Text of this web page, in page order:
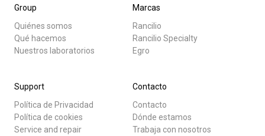
Group
Quiénes somos
Qué hacemos
Nuestros laboratorios
Marcas
Rancilio
Rancilio Specialty
Egro
Support
Política de Privacidad
Política de cookies
Service and repair
Contacto
Contacto
Dónde estamos
Trabaja con nosotros